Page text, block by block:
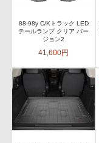
88-98y C/Kトラック LED
テールランプ クリア バー
ジョン2
41,600円